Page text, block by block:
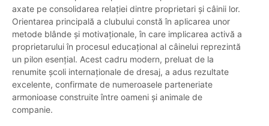
axate pe consolidarea relației dintre proprietari și câinii lor.
Orientarea principală a clubului constă în aplicarea unor
metode blânde și motivaționale, în care implicarea activă a
proprietarului în procesul educațional al câinelui reprezintă
un pilon esențial. Acest cadru modern, preluat de la
renumite școli internaționale de dresaj, a adus rezultate
excelente, confirmate de numeroasele parteneriate
armonioase construite între oameni și animale de
companie.